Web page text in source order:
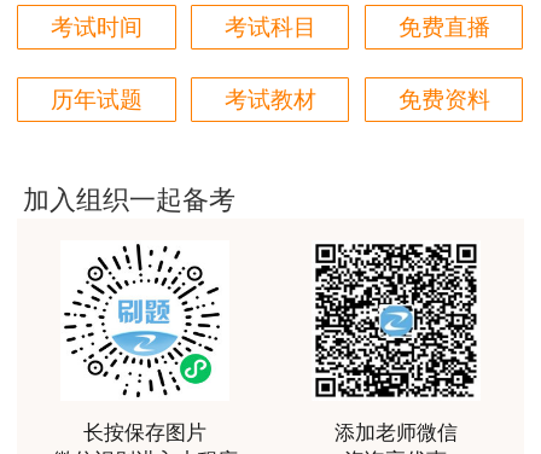
办。仍不补办的，视为申请人自动放弃，资格考试
及发证，后果由申请人自负。
核查补办一般在当年12月下旬;下半年开考的考
以届时发布的公告为准。
怀化考区资格审查时间定于2022年8月10日
(工作日上午8:30—12:00，下午15:00—17:30)。
怀化考区考生审查地点：怀化人力资源和社会
好
好
非常美好
用户m6****68
陈老师讲得非常好，特别喜欢听他的课
用户m7****66
好好 好 好 好真好
用户Fa****56
考试时间 考试科目 免费直播
历年试题 考试教材 免费资料
加入组织一起备考
长按保存图片
添加老师微信